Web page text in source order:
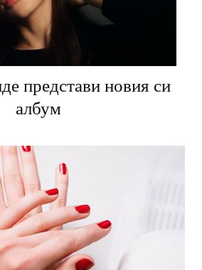
представи новия си
албум